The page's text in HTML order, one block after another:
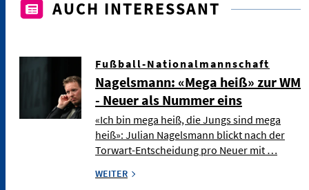
AUCH INTERESSANT
Fußball-Nationalmannschaft
Nagelsmann: «Mega heiß» zur WM
- Neuer als Nummer eins
«Ich bin mega heiß, die Jungs sind mega
heiß»: Julian Nagelsmann blickt nach der
Torwart-Entscheidung pro Neuer mit …
WEITER